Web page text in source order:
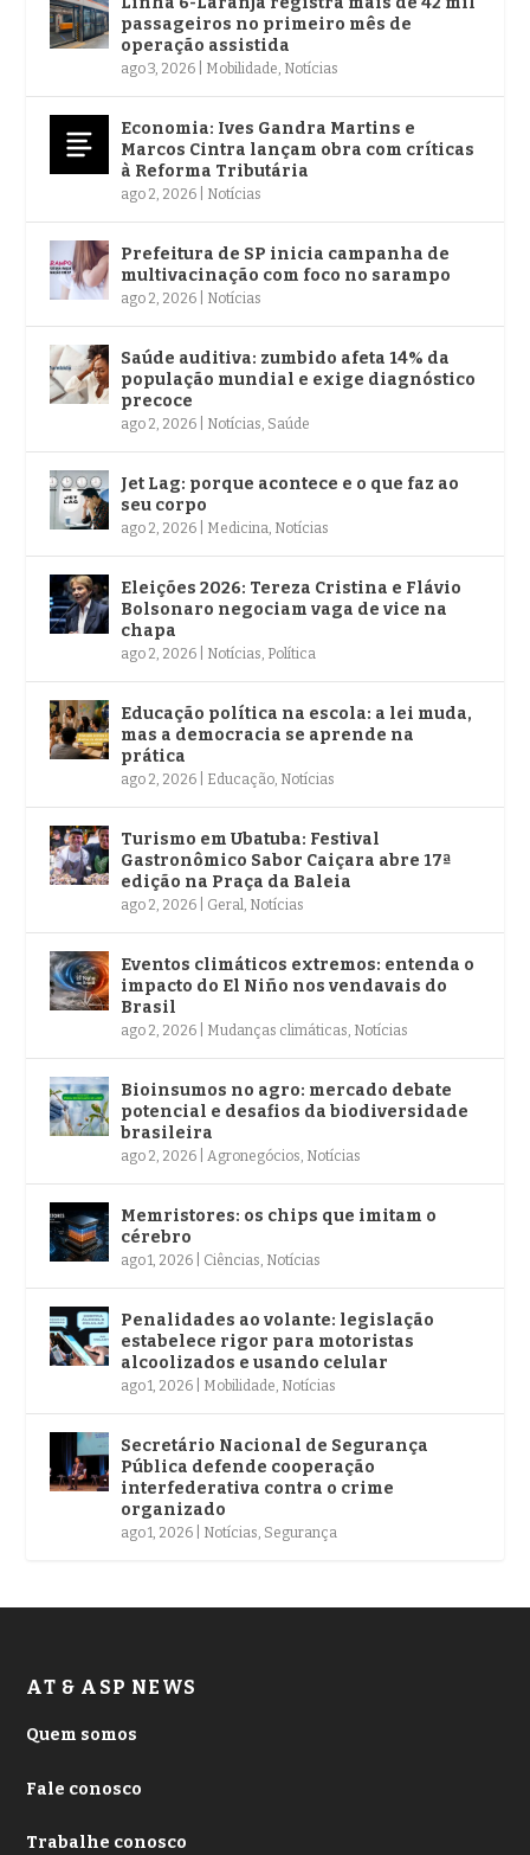
passageiros no primeiro mês de
operação assistida
ago 3, 2026 Mobilidade, Notícias
Economia: Ives Gandra Martins e
Marcos Cintra lançam obra com críticas
à Reforma Tributária
ago 2, 2026 Notícias
Prefeitura de SP inicia campanha de
multivacinação com foco no sarampo
ago 2, 2026 Notícias
Saúde auditiva: zumbido afeta 14% da
população mundial e exige diagnóstico
precoce
ago 2, 2026 Notícias, Saúde
Jet Lag: porque acontece e o que faz ao
seu corpo
ago 2, 2026 Medicina, Notícias
Eleições 2026: Tereza Cristina e Flávio
Bolsonaro negociam vaga de vice na
chapa
ago 2, 2026 Notícias, Política
Educação política na escola: a lei muda,
mas a democracia se aprende na
prática
ago 2, 2026 Educação, Notícias
Turismo em Ubatuba: Festival
Gastronômico Sabor Caiçara abre 17ª
edição na Praça da Baleia
ago 2, 2026 Geral, Notícias
Eventos climáticos extremos: entenda o
impacto do El Niño nos vendavais do
Brasil
ago 2, 2026 Mudanças climáticas, Notícias
Bioinsumos no agro: mercado debate
potencial e desafios da biodiversidade
brasileira
ago 2, 2026 |Agronegócios, Notícias
Memristores: os chips que imitam o
cérebro
ago 1, 2026 Ciências, Notícias
Penalidades ao volante: legislação
estabelece rigor para motoristas
alcoolizados e usando celular
ago 1, 2026 Mobilidade, Notícias
Secretário Nacional de Segurança
Pública defende cooperação
interfederativa contra o crime
organizado
ago 1, 2026 Notícias, Segurança
AT & ASP NEWS
Quem somos
Fale conosco
Trabalhe conosco